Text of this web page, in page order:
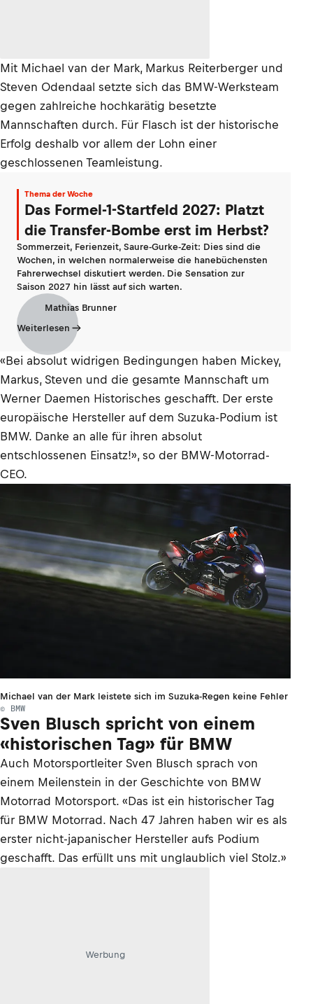
Mit Michael van der Mark, Markus Reiterberger und
Steven Odendaal setzte sich das BMW-Werksteam
gegen zahlreiche hochkarätig besetzte
Mannschaften durch. Für Flasch ist der historische
Erfolg deshalb vor allem der Lohn einer
geschlossenen Teamleistung.
Thema der Woche
Das Formel-1-Startfeld 2027: Platzt
die Transfer-Bombe erst im Herbst?
Sommerzeit, Ferienzeit, Saure-Gurke-Zeit: Dies sind die
Wochen, in welchen normalerweise die hanebüchensten
Fahrerwechsel diskutiert werden. Die Sensation zur
Saison 2027 hin lässt auf sich warten.
Mathias Brunner
Weiterlesen
«Bei absolut widrigen Bedingungen haben Mickey,
Markus, Steven und die gesamte Mannschaft um
Werner Daemen Historisches geschafft. Der erste
europäische Hersteller auf dem Suzuka-Podium ist
BMW. Danke an alle für ihren absolut
entschlossenen Einsatz!», so der BMW-Motorrad-
CEO.
Michael van der Mark leistete sich im Suzuka-Regen keine Fehler
© BMW
Sven Blusch spricht von einem
«historischen Tag» für BMW
Auch Motorsportleiter Sven Blusch sprach von
einem Meilenstein in der Geschichte von BMW
Motorrad Motorsport. «Das ist ein historischer Tag
für BMW Motorrad. Nach 47 Jahren haben wir es als
erster nicht-japanischer Hersteller aufs Podium
geschafft. Das erfüllt uns mit unglaublich viel Stolz.»
Werbung